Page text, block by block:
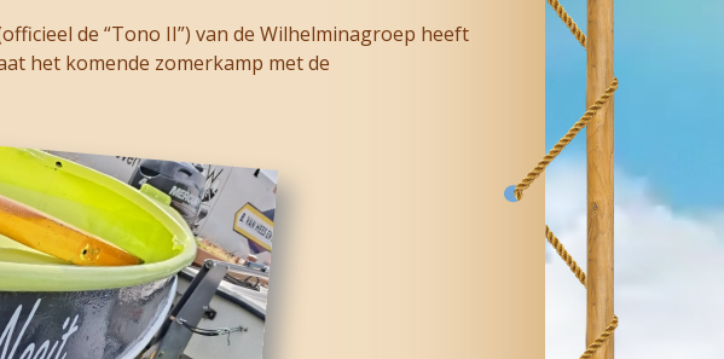
de “Tono II”) van de Wilhelminagroep heeft
het komende zomerkamp met de